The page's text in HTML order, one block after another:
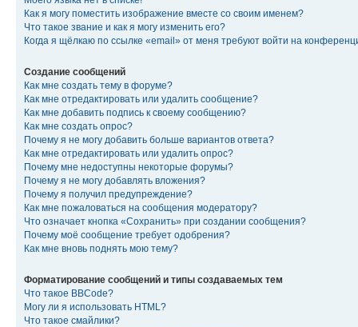
Как я могу поместить изображение вместе со своим именем?
Что такое звание и как я могу изменить его?
Когда я щёлкаю по ссылке «email» от меня требуют войти на
Создание сообщений
Как мне создать тему в форуме?
Как мне отредактировать или удалить сообщение?
Как мне добавить подпись к своему сообщению?
Как мне создать опрос?
Почему я не могу добавить больше вариантов ответа?
Как мне отредактировать или удалить опрос?
Почему мне недоступны некоторые форумы?
Почему я не могу добавлять вложения?
Почему я получил предупреждение?
Как мне пожаловаться на сообщения модератору?
Что означает кнопка «Сохранить» при создании сообщения?
Почему моё сообщение требует одобрения?
Как мне вновь поднять мою тему?
Форматирование сообщений и типы создаваемых тем
Что такое BBCode?
Могу ли я использовать HTML?
Что такое смайлики?